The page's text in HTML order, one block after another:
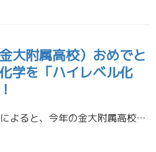
大附属高校）おめでと
学を「ハイレベル化
北国新聞の朝刊によると、今年の金大附属高校から京大に現役合格したのは３名。 その３名全員が、金沢本町校の生徒でした。 合格した皆さん、京大合格おめでとう！ 今回は、Kくんの体験記を一部、紹介します。 Kくんの京大合格体験 […]